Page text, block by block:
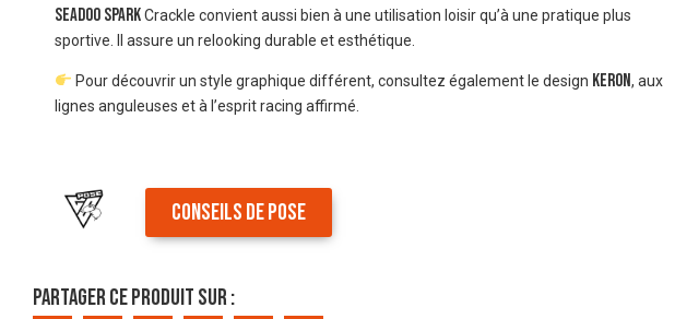
Seadoo SparkCrackle convient aussi bien à une utilisation loisir qu’à une pratique plus
sportive. Il assure un relooking durable et esthétique.
Pour découvrir un style graphique différent, consultez également le design Keron, aux
lignes anguleuses et à l’esprit racing affirmé.
CONSEILS DE POSE
Partager ce produit sur :